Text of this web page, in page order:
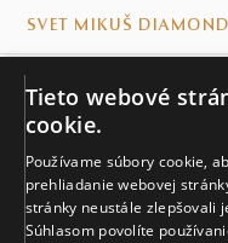
SVET MIKUŠ
KONTAKT
Naše klenotníctva
Sídlo spoločnosti
Tieto webové
cookie.
Používame súbory cookie,
prehliadanie webovej
stránky neustále zlepšovali
Súhlasom povolíte